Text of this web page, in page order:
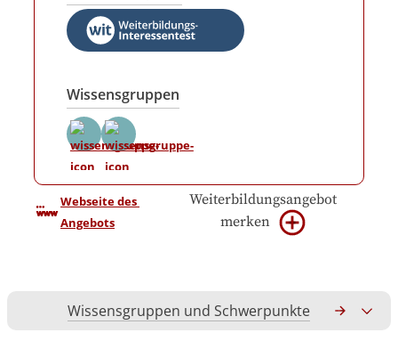
Wissensgruppen
Webseite des
Angebots
Weiterbildungsangebot
merken
Wissensgruppen und Schwerpunkte